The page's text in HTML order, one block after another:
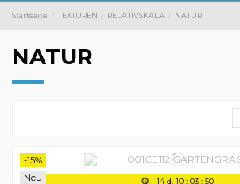
Startseite TEXTUREN RELATIVSKALA NATUR
NATUR
-15%
Neu
14d. 10: 03: 50